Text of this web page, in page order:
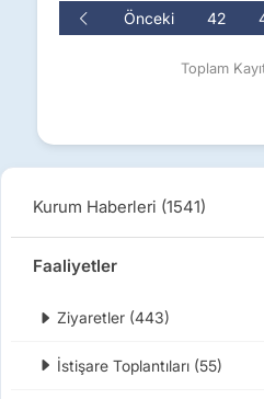
Kurum Haberleri (1541)
Faaliyetler
Ziyaretler (443)
İstişare Toplantıları (55)
Önceki 42
Toplam